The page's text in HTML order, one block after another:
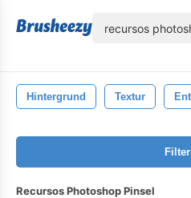
Hintergrund Textur
Recursos Photoshop Pinsel